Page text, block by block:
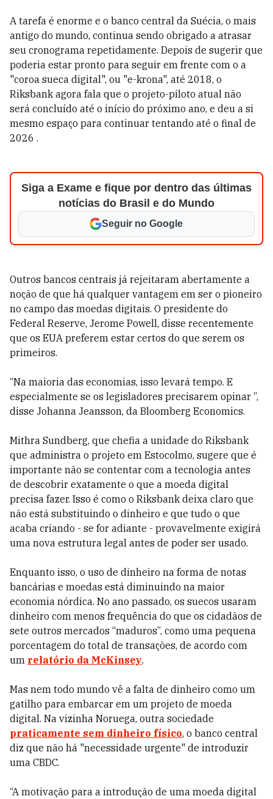
A tarefa é enorme e o banco central da Suécia, o mais
antigo do mundo, continua sendo obrigado a atrasar
seu cronograma repetidamente. Depois de sugerir que
poderia estar pronto para seguir em frente com o a
"coroa sueca digital", ou "e-krona", até 2018, o
Riksbank agora fala que o projeto-piloto atual não
será concluído até o início do próximo ano, e deu a si
mesmo espaço para continuar tentando até o final de
2026 .
Siga a Exame e fique por dentro das últimas
notícias do Brasil e do Mundo
Seguir no Google
Outros bancos centrais já rejeitaram abertamente a
noção de que há qualquer vantagem em ser o pioneiro
no campo das moedas digitais. O presidente do
Federal Reserve, Jerome Powell, disse recentemente
que os EUA preferem estar certos do que serem os
primeiros.
“Na maioria das economias, isso levará tempo. E
especialmente se os legisladores precisarem opinar ”,
disse Johanna Jeansson, da Bloomberg Economics.
Mithra Sundberg, que chefia a unidade do Riksbank
que administra o projeto em Estocolmo, sugere que é
importante não se contentar com a tecnologia antes
de descobrir exatamente o que a moeda digital
precisa fazer. Isso é como o Riksbank deixa claro que
não está substituindo o dinheiro e que tudo o que
acaba criando - se for adiante - provavelmente exigirá
uma nova estrutura legal antes de poder ser usado.
Enquanto isso, o uso de dinheiro na forma de notas
bancárias e moedas está diminuindo na maior
economia nórdica. No ano passado, os suecos usaram
dinheiro com menos frequência do que os cidadãos de
sete outros mercados “maduros”, como uma pequena
porcentagem do total de transações, de acordo com
um relatório da McKinsey.
Mas nem todo mundo vê a falta de dinheiro como um
gatilho para embarcar em um projeto de moeda
digital. Na vizinha Noruega, outra sociedade
praticamente sem dinheiro físico, o banco central
diz que não há "necessidade urgente" de introduzir
uma CBDC.
“A motivação para a introdução de uma moeda digital